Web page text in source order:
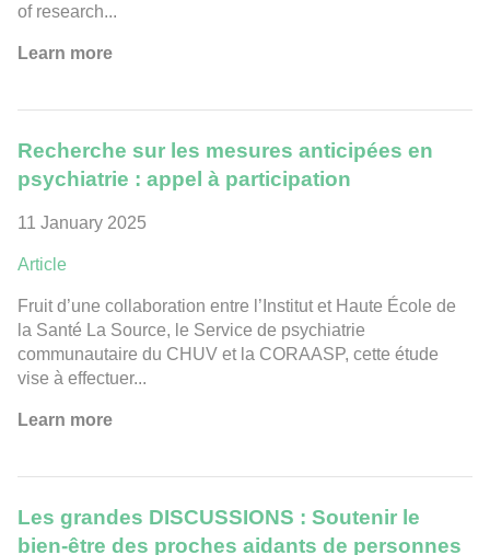
of research...
Learn more
Recherche sur les mesures anticipées en
psychiatrie : appel à participation
11 January 2025
Article
Fruit d’une collaboration entre l’Institut et Haute École de
la Santé La Source, le Service de psychiatrie
communautaire du CHUV et la CORAASP, cette étude
vise à effectuer...
Learn more
Les grandes DISCUSSIONS : Soutenir le
bien-être des proches aidants de personnes